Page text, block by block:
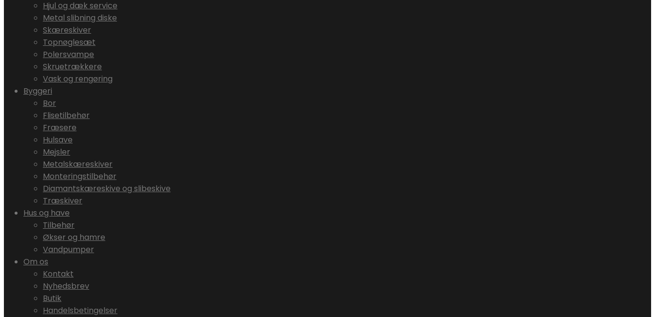
Hjul og dæk service
Metal slibning diske
Skæreskiver
Topnøglesæt
Polersvampe
Skruetrækkere
Vask og rengøring
Byggeri
Bor
Flisetilbehør
Fræsere
Hulsave
Mejsler
Metalskæreskiver
Monteringstilbehør
Diamantskæreskive og slibeskive
Træskiver
Hus og have
Tilbehør
Økser og hamre
Vandpumper
Om os
Kontakt
Nyhedsbrev
Butik
Handelsbetingelser